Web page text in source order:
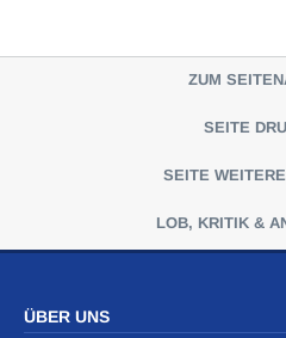
ZUM
SEITE
SEITE
LOB, KRITIK &
ÜBER UNS